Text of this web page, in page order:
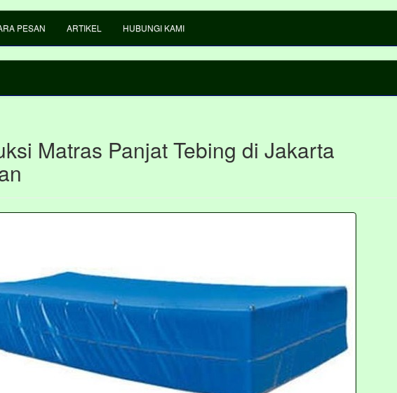
PESAN ARTIKEL HUBUNGI KAMI
Matras Panjat Tebing di Jakarta